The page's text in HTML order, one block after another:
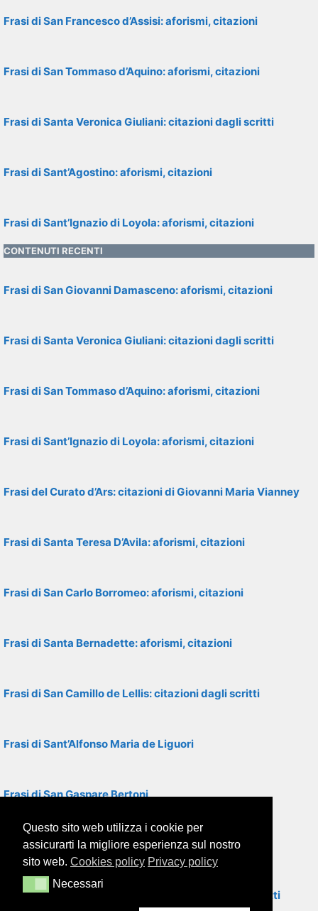
Frasi di San Francesco d’Assisi: aforismi, citazioni
Frasi di San Tommaso d’Aquino: aforismi, citazioni
Frasi di Santa Veronica Giuliani: citazioni dagli scritti
Frasi di Sant’Agostino: aforismi, citazioni
Frasi di Sant’Ignazio di Loyola: aforismi, citazioni
CONTENUTI RECENTI
Frasi di San Giovanni Damasceno: aforismi, citazioni
Frasi di Santa Veronica Giuliani: citazioni dagli scritti
Frasi di San Tommaso d’Aquino: aforismi, citazioni
Frasi di Sant’Ignazio di Loyola: aforismi, citazioni
Frasi del Curato d’Ars: citazioni di Giovanni Maria Vianney
Frasi di Santa Teresa D’Avila: aforismi, citazioni
Frasi di San Carlo Borromeo: aforismi, citazioni
Frasi di Santa Bernadette: aforismi, citazioni
Frasi di San Camillo de Lellis: citazioni dagli scritti
Frasi di Sant’Alfonso Maria de Liguori
Frasi di San Gaspare Bertoni
Frasi di Santa Chiara: aforismi, citazioni
Frasi di San Bernardino da Siena: citazioni dagli scritti
Questo sito web utilizza i cookie per
assicurarti la migliore esperienza sul nostro
sito web. Cookies policy Privacy policy
NecessariNecessari